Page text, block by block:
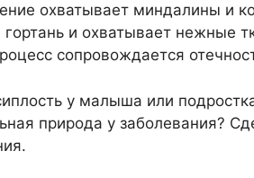
охватывает миндалины и
гортань и охватывает нежные
сопровождается
у малыша или
природа у заболевания?